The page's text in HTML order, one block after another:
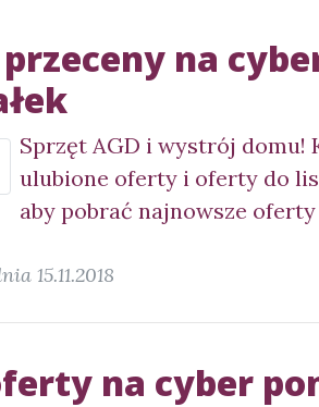
na
Sprzęt AGD i wystrój domu!
ulubione oferty i oferty do
aby pobrać najnowsze
15.11.2018
na cyber